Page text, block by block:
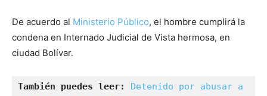
De acuerdo al Ministerio Público, el hombre cumplirá la
condena en Internado Judicial de Vista hermosa, en
ciudad Bolívar.
También puedes leer: Detenido por abusar a